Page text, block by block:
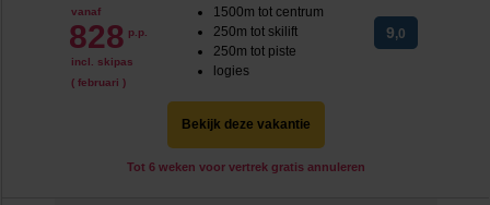
vanaf
828 p.p.
incl. skipas
( februari )
1500m tot centrum
250m tot skilift
250m tot piste
logies
9,0
Bekijk deze vakantie
Tot 6 weken voor vertrek gratis annuleren